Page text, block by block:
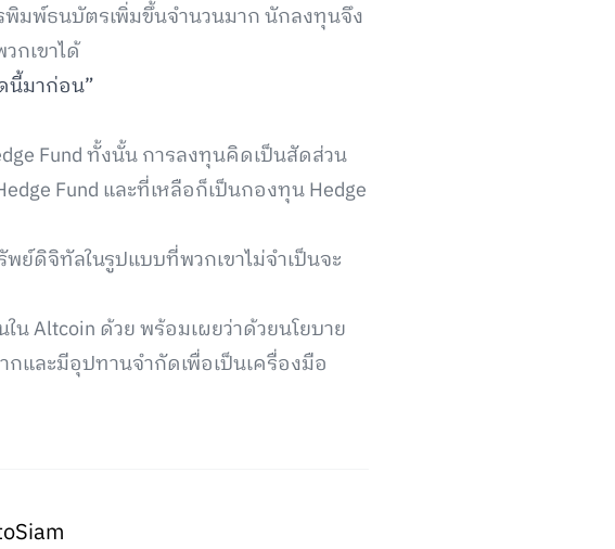
มพ์ธนบัตรเพิ่มขึ้นจำนวนมาก นักลงทุนจึง
กเขาได้
นี้มาก่อน”
Fund ทั้งนั้น การลงทุนคิดเป็นสัดส่วน
Fund และที่เหลือก็เป็นกองทุน Hedge
ย์ดิจิทัลในรูปแบบที่พวกเขาไม่จำเป็นจะ
น Altcoin ด้วย พร้อมเผยว่าด้วยนโยบาย
และมีอุปทานจำกัดเพื่อเป็นเครื่องมือ